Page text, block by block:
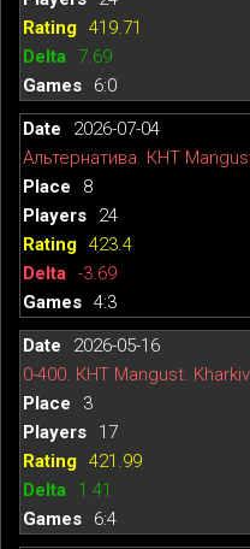
419.71
7.69
6:0
2026-07-04
Альтернатива. КНТ
8
24
423.4
-3.69
4:3
2026-05-16
0-400. КНТ Mangust. Kharkiv
3
17
421.99
1.41
6:4